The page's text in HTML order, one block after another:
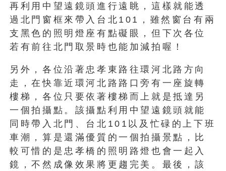
再利用中望遠鏡頭進行遠眺，這樣就能透
過北門窗框來帶入台北101，雖然窗台有兩
支黑色的照明燈座有點礙眼，但下次各位
若有前往北門取景時也能加減拍喔！
另外，各位沿著忠孝東路往環河北路方向
走，在快靠近環河北路路口旁有一座旋轉
樓梯，各位只要依著樓梯而上就是抵達另
一個拍攝點。該攝點利用中望遠鏡頭就能
同時帶入北門、台北101以及忙碌的上下班
車潮，算是還滿優質的一個拍攝景點，比
較可惜的是忠孝橋的照明路燈也會一起入
鏡，不然成像效果將更趨完美。最後，該